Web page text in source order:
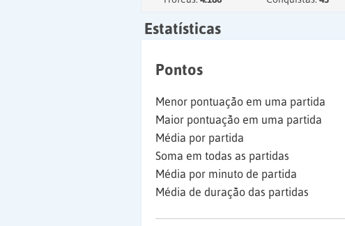
Estatísticas
Pontos
Menor pontuação em uma partida
Maior pontuação em uma partida
Média por partida
Soma em todas as partidas
Média por minuto de partida
Média de duração das partidas